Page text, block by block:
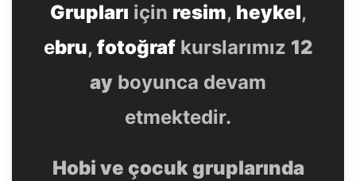
Grupları için resim, heykel,
ebru, fotoğrafkurslarımız 12
ay boyunca devam
etmektedir.
Hobi ve çocuk gruplarında